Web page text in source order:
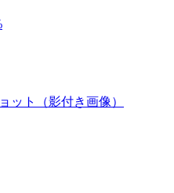
ット（影付き画像）